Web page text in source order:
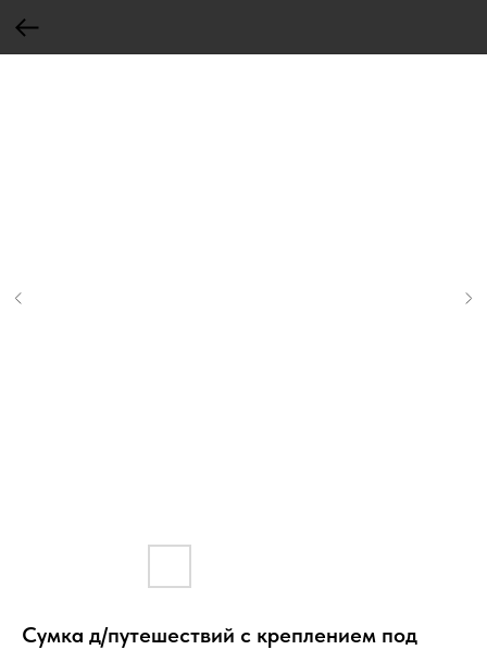
Сумка д/путешествий с креплением под